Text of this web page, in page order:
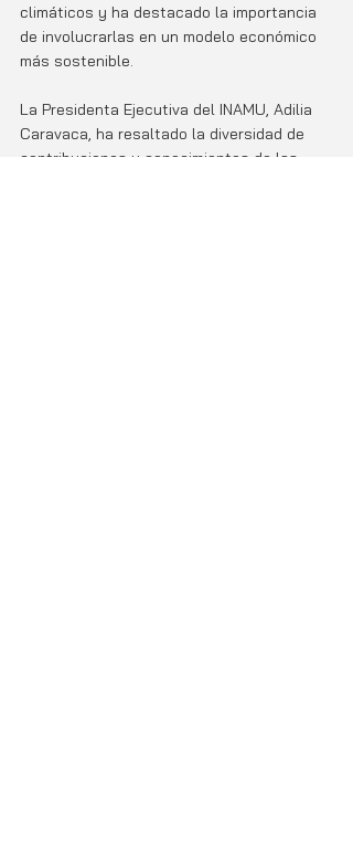
climáticos y ha destacado la importancia
de involucrarlas en un modelo económico
más sostenible.
La Presidenta Ejecutiva del INAMU, Adilia
Caravaca, ha resaltado la diversidad de
contribuciones y conocimientos de las